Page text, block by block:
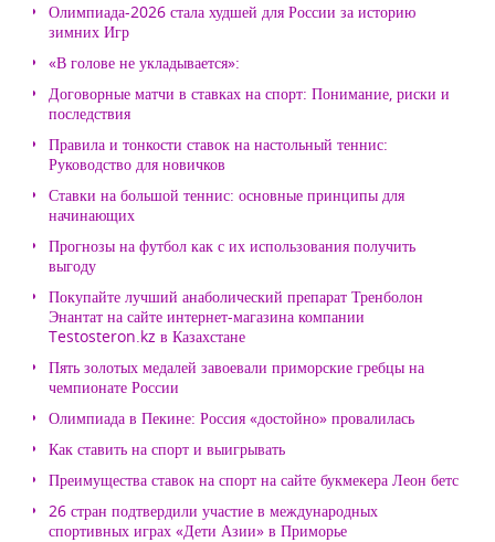
Олимпиада-2026 стала худшей для России за историю
зимних Игр
«В голове не укладывается»:
Договорные матчи в ставках на спорт: Понимание, риски и
последствия
Правила и тонкости ставок на настольный теннис:
Руководство для новичков
Ставки на большой теннис: основные принципы для
начинающих
Прогнозы на футбол как с их использования получить
выгоду
Покупайте лучший анаболический препарат Тренболон
Энантат на сайте интернет-магазина компании
Testosteron.kz в Казахстане
Пять золотых медалей завоевали приморские гребцы на
чемпионате России
Олимпиада в Пекине: Россия «достойно» провалилась
Как ставить на спорт и выигрывать
Преимущества ставок на спорт на сайте букмекера Леон бетс
26 стран подтвердили участие в международных
спортивных играх «Дети Азии» в Приморье